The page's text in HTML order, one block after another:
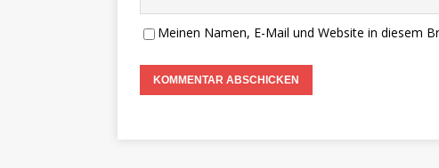
Meinen Namen, E-Mail und Website in diesem